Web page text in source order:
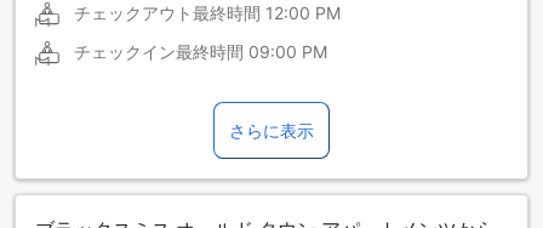
チェックアウト最終時間 12:00 PM
チェックイン最終時間 09:00 PM
さらに表示